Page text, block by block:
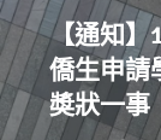
【通知】
僑生申請
奬狀一事